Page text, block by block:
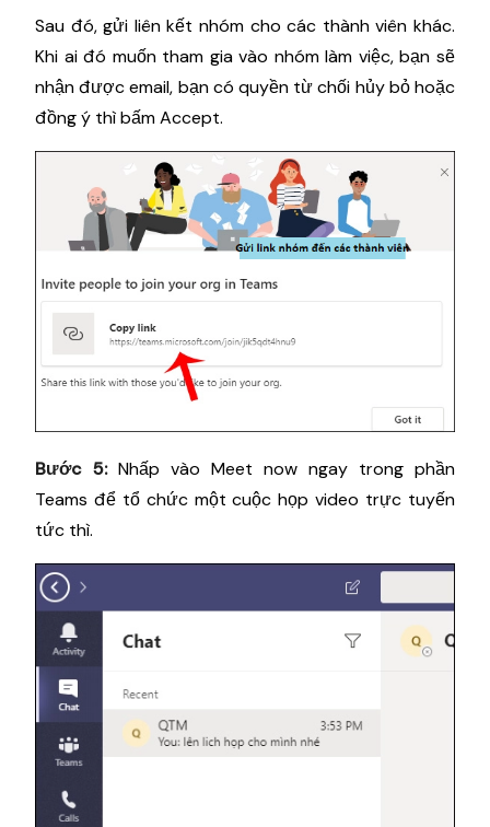
Sau đó, gửi liên kết nhóm cho các thành viên khác.
Khi ai đó muốn tham gia vào nhóm làm việc, bạn sẽ
nhận được email, bạn có quyền từ chối hủy bỏ hoặc
đồng ý thì bấm Accept.
Bước 5:Nhấp vào Meet now ngay trong phần
Teams để tổ chức một cuộc họp video trực tuyến
tức thì.